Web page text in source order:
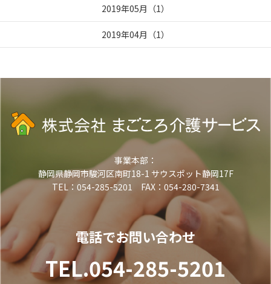
2019年05月 （1）
2019年04月 （1）
事業本部：
静岡県静岡市駿河区南町18-1 サウスポット静岡17F
TEL：054-285-5201 FAX：054-280-7341
電話でお問い合わせ
TEL.054-285-5201